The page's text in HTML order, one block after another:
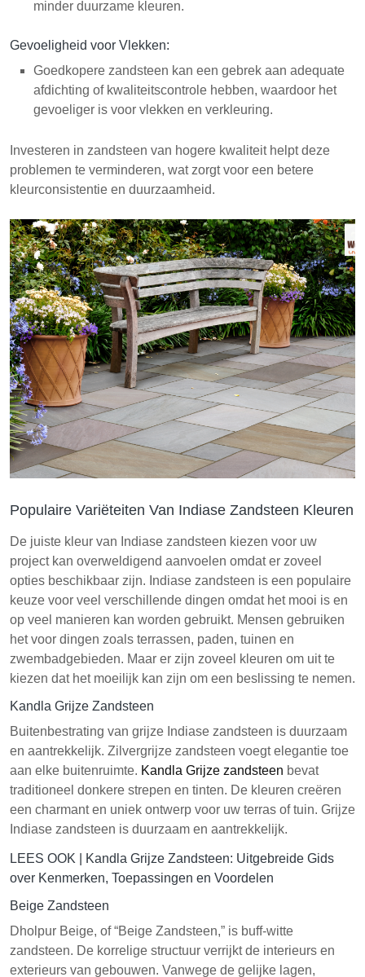
minder duurzame kleuren.
Gevoeligheid voor Vlekken:
Goedkopere zandsteen kan een gebrek aan adequate
afdichting of kwaliteitscontrole hebben, waardoor het
gevoeliger is voor vlekken en verkleuring.
Investeren in zandsteen van hogere kwaliteit helpt deze
problemen te verminderen, wat zorgt voor een betere
kleurconsistentie en duurzaamheid.
Populaire Variëteiten Van Indiase Zandsteen Kleuren
De juiste kleur van Indiase zandsteen kiezen voor uw
project kan overweldigend aanvoelen omdat er zoveel
opties beschikbaar zijn. Indiase zandsteen is een populaire
keuze voor veel verschillende dingen omdat het mooi is en
op veel manieren kan worden gebruikt. Mensen gebruiken
het voor dingen zoals terrassen, paden, tuinen en
zwembadgebieden. Maar er zijn zoveel kleuren om uit te
kiezen dat het moeilijk kan zijn om een beslissing te nemen.
Kandla Grijze Zandsteen
Buitenbestrating van grijze Indiase zandsteen is duurzaam
en aantrekkelijk. Zilvergrijze zandsteen voegt elegantie toe
aan elke buitenruimte. Kandla Grijze zandsteen bevat
traditioneel donkere strepen en tinten. De kleuren creëren
een charmant en uniek ontwerp voor uw terras of tuin. Grijze
Indiase zandsteen is duurzaam en aantrekkelijk.
LEES OOK |
Kandla Grijze Zandsteen: Uitgebreide Gids
over Kenmerken, Toepassingen en Voordelen
Beige Zandsteen
Dholpur Beige, of “Beige Zandsteen,” is buff-witte
zandsteen. De korrelige structuur verrijkt de interieurs en
exterieurs van gebouwen. Vanwege de gelijke lagen,